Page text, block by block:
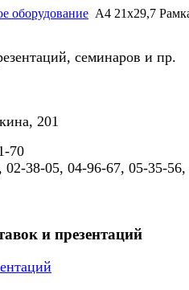
оборудование А4 21х29,7
семинаров и пр.
201
70
38-05, 04-96-67, 05-35-56,
и презентаций